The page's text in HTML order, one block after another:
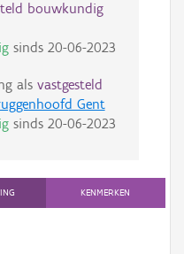
bouwkundig
sinds 20-06-2023
als vastgesteld
Gent
sinds 20-06-2023
KENMERKEN